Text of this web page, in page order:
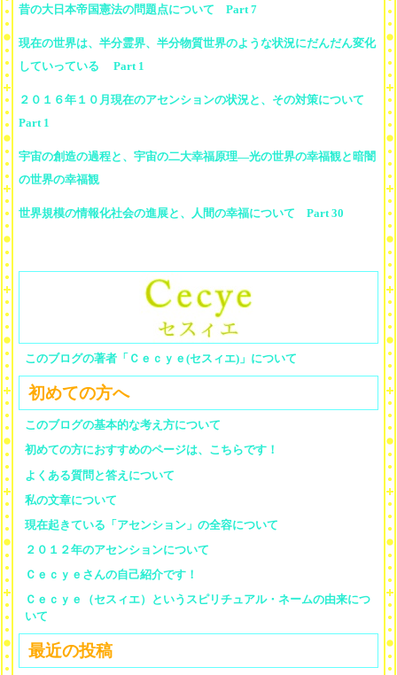
昔の大日本帝国憲法の問題点について Part 7
現在の世界は、半分霊界、半分物質世界のような状況にだんだん変化
していっている Part 1
２０１６年１０月現在のアセンションの状況と、その対策について
Part 1
宇宙の創造の過程と、宇宙の二大幸福原理―光の世界の幸福観と暗闇
の世界の幸福観
世界規模の情報化社会の進展と、人間の幸福について Part 30
このブログの著者「Ｃｅｃｙｅ(セスィエ)」について
初めての方へ
このブログの基本的な考え方について
初めての方におすすめのページは、こちらです！
よくある質問と答えについて
私の文章について
現在起きている「アセンション」の全容について
２０１２年のアセンションについて
Ｃｅｃｙｅさんの自己紹介です！
Ｃｅｃｙｅ（セスィエ）というスピリチュアル・ネームの由来につ
いて
最近の投稿